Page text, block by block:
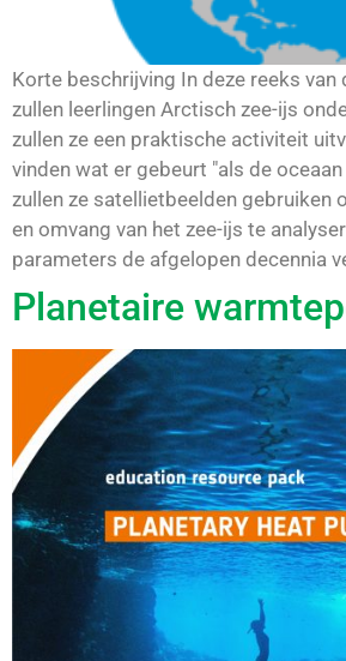
Korte beschrijving In deze reeks
zullen leerlingen Arctisch zee-ijs
zullen ze een praktische activiteit
vinden wat er gebeurt "als de
zullen ze satellietbeelden gebruiken
en omvang van het zee-ijs te
parameters de afgelopen decennia
Planetaire